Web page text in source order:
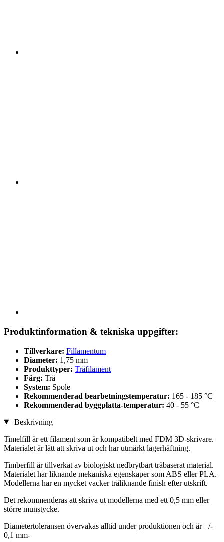
Produktinformation & tekniska uppgifter:
Tillverkare: Fillamentum
Diameter: 1,75 mm
Produkttyper: Träfilament
Färg: Trä
System: Spole
Rekommenderad bearbetningstemperatur: 165 - 185 °C
Rekommenderad byggplatta-temperatur: 40 - 55 °C
Beskrivning
Timelfill är ett filament som är kompatibelt med FDM 3D-skrivare.
Materialet är lätt att skriva ut och har utmärkt lagerhäftning.
Timberfill är tillverkat av biologiskt nedbrytbart träbaserat material.
Materialet har liknande mekaniska egenskaper som ABS eller PLA.
Modellerna har en mycket vacker träliknande finish efter utskrift.
Det rekommenderas att skriva ut modellerna med ett 0,5 mm eller
större munstycke.
Diametertoleransen övervakas alltid under produktionen och är +/-
0,1 mm-